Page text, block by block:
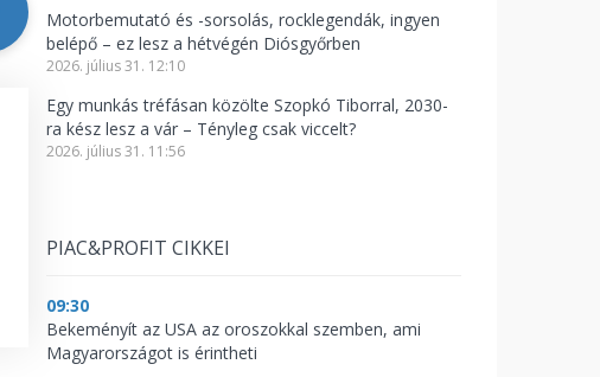
Motorbemutató és -sorsolás, rocklegendák, ingyen
belépő – ez lesz a hétvégén Diósgyőrben
2026. július 31. 12:10
Egy munkás tréfásan közölte Szopkó Tiborral, 2030-
ra kész lesz a vár – Tényleg csak viccelt?
2026. július 31. 11:56
PIAC&PROFIT CIKKEI
09:30
Bekeményít az USA az oroszokkal szemben, ami
Magyarországot is érintheti